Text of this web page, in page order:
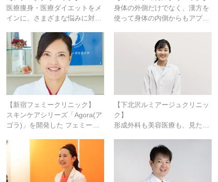
医療痩身・医療ダイエットをメ
インに、さまざまな悩みに対…
身体の外側だけでなく、漢方を
使って身体の内側からもアプ…
【新宿フェミークリニック】
スキンケアシリーズ「agora(ア
ゴラ)」を開発した フェミー…
【下北沢ルミアージュクリニッ
ク】
形成外科も美容医療も、見た…